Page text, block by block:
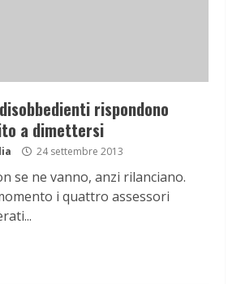
rispondono
a dimettersi
24 settembre 2013
se ne vanno, anzi rilanciano.
i quattro assessori